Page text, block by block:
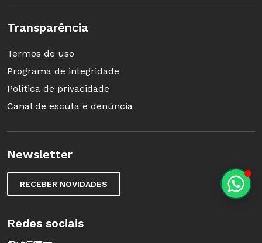
Transparência
Termos de uso
Programa de integridade
Política de privacidade
Canal de escuta e denúncia
Newsletter
RECEBER NOVIDADES
Redes sociais